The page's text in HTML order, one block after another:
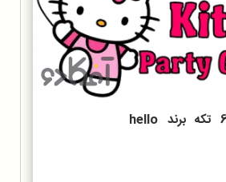
سرویس نوزادی 6 تکه برند hello